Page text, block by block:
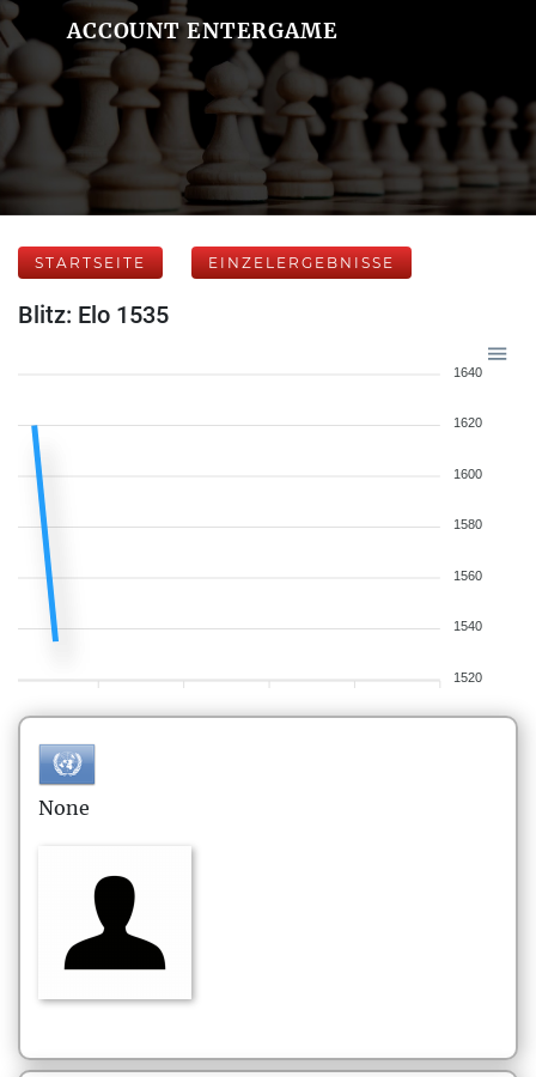
ACCOUNT ENTERGAME
STARTSEITE EINZELERGEBNISSE
Blitz: Elo 1535
1640
1620
1600
1580
1560
1540
1520
None